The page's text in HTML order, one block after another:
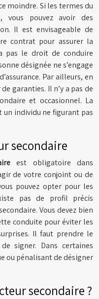
moindre. Si les termes du
vous pouvez avoir des
Il est envisageable de
contrat pour assurer la
pas le droit de conduire
désignée ne s’engage
Par ailleurs, en
garanties. Il n’y a pas de
et occasionnel. La
individu ne figurant pas
secondaire
est obligatoire dans
de votre conjoint ou de
pouvez opter pour les
pas de profil précis
Vous devez bien
conduite pour éviter les
Il faut prendre le
signer. Dans certaines
ou pénalisant de désigner
secondaire ?